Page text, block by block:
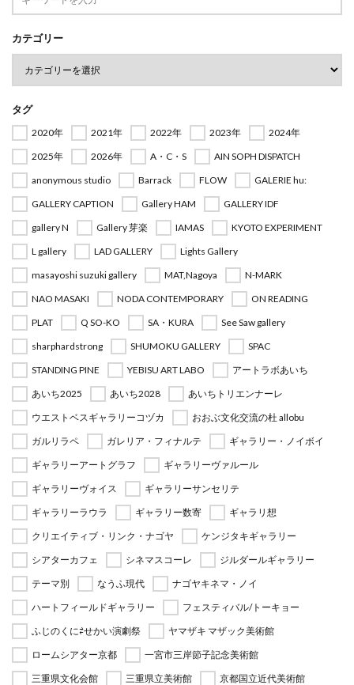
カテゴリー
タグ
2020年 2021年 2022年 2023年
2024年
2025年
2026年 A・C・S
AIN SOPH DISPATCH
anonymous studio
Barrack FLOW
GALERIE hu:
GALLERY CAPTION
Gallery HAM
GALLERY IDF
gallery N
Gallery 芽楽 IAMAS
KYOTO EXPERIMENT
L gallery
LAD GALLERY
Lights Gallery
masayoshi suzuki gallery
MAT,Nagoya
N-MARK
NAO MASAKI
NODA CONTEMPORARY
ON READING
PLAT
Q SO-KO SA・KURA
See Saw gallery
sharphardstrong
SHUMOKU GALLERY
SPAC
STANDING PINE
YEBISU ART LABO
アートラボあいち
あいち2025
あいち2028
あいちトリエンナーレ
ウエストベスギャラリーコヅカ
おおぶ文化交流の杜 allobu
ガルリラペ
ガレリア・フィナルテ
ギャラリー・ノイボイ
ギャラリーアートグラフ
ギャラリーヴァルール
ギャラリーヴォイス
ギャラリーサンセリテ
ギャラリーラウラ
ギャラリー数寄
ギャラリ想
クリエイティブ・リンク・ナゴヤ
ケンジタキギャラリー
シアターカフェ
シネマスコーレ
ジルダールギャラリー
テーマ別
なうふ現代
ナゴヤキネマ・ノイ
ハートフィールドギャラリー
フェスティバル/トーキョー
ふじのくに⇄せかい演劇祭
ヤマザキ マザック美術館
ロームシアター京都
一宮市三岸節子記念美術館
三重県文化会館
三重県立美術館 京都国立近代美術館